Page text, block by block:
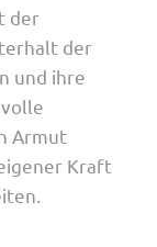
der
der
und ihre
Armut
Kraft